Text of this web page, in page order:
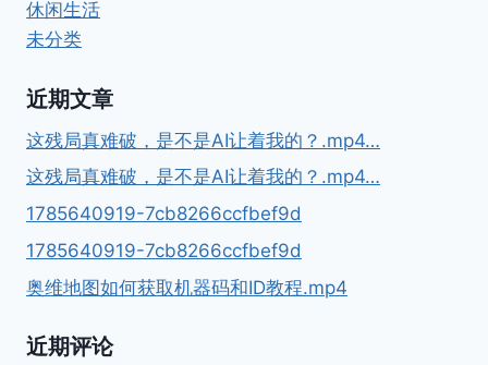
的
还
这
几
个！
休闲生活
未分类
近期文章
这残局真难破，是不是AI让着我的？.mp4…
这残局真难破，是不是AI让着我的？.mp4…
1785640919-7cb8266ccfbef9d
1785640919-7cb8266ccfbef9d
奥维地图如何获取机器码和ID教程.mp4
近期评论